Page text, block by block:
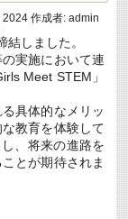
2024 作成者: admin
しました。
実施において連
Meet STEM」
具体的なメリッ
教育を体験して
、将来の進路を
とが期待されま